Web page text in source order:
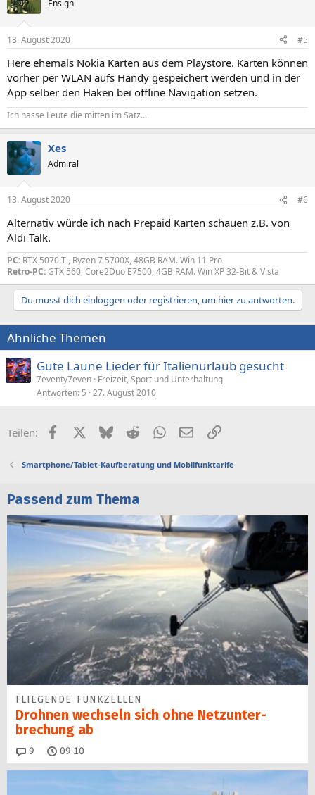
Ensign
13. August 2020 #5
Here ehemals Nokia Karten aus dem Playstore. Karten können
vorher per WLAN aufs Handy gespeichert werden und in der
App selber den Haken bei offline Navigation setzen.
Ich hasse Leute die mitten im Satz....
Xes
Admiral
13. August 2020 #6
Alternativ würde ich nach Prepaid Karten schauen z.B. von
Aldi Talk.
PC: RTX 5070 Ti, Ryzen 7 5700X, 48GB RAM. Win 11 Pro
Retro-PC:GTX 560, Core2Duo E7500, 4GB RAM. Win XP 32-Bit & Vista
Du musst dich einloggen oder registrieren, um hier zu antworten.
Ähnliche Themen
Gute Laune Lieder für Italienurlaub gesucht
7eventy7even Freizeit, Sport und Unterhaltung
Antworten 5 27. August 2010
Teilen: FacebookX (Twitter)
BlueskyRedditWhatsApp
E-MailLink
Smartphone/Tablet-Kaufberatung und Mobilfunktarife
Passend zum Thema
FLIEGENDE FUNKZELLEN
Drohnen wechseln sich ohne Netz­unter­
brechung ab
9 Kommentare
09:10